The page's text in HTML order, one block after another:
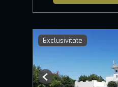
Exclusivitate
Previous